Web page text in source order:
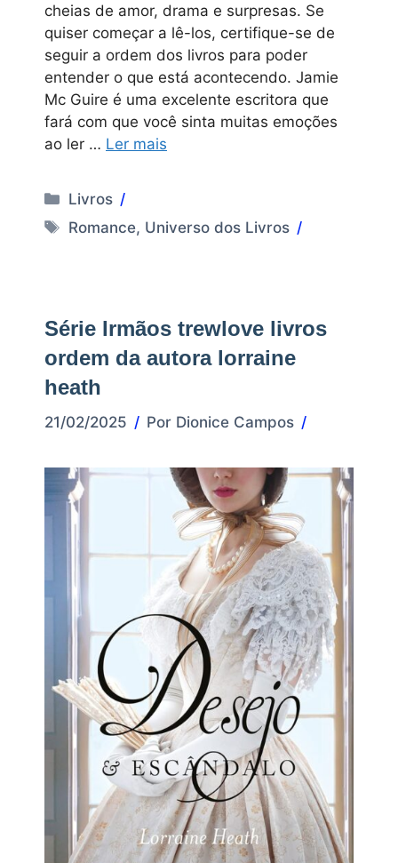
cheias de amor, drama e surpresas. Se
quiser começar a lê-los, certifique-se de
seguir a ordem dos livros para poder
entender o que está acontecendo. Jamie
Mc Guire é uma excelente escritora que
fará com que você sinta muitas emoções
ao ler … Ler mais
Categorias
Livros
Tags
Romance, Universo dos Livros
Série Irmãos trewlove livros
ordem da autora lorraine
heath
21/02/2025 Por Dionice Campos